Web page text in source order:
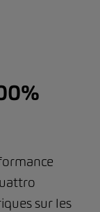
sur les